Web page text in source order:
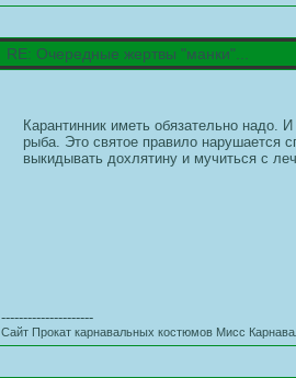
RE: Очередные жертвы "манки"...
Карантинник иметь обязательно
рыба. Это святое правило нарушается
выкидывать дохлятину и мучиться с
---------------------
Сайт Прокат карнавальных костюмов Мисс